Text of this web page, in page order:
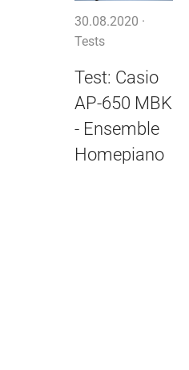
30.08.2020 ·
Tests
Test: Casio
AP-650 MBK
- Ensemble
Homepiano